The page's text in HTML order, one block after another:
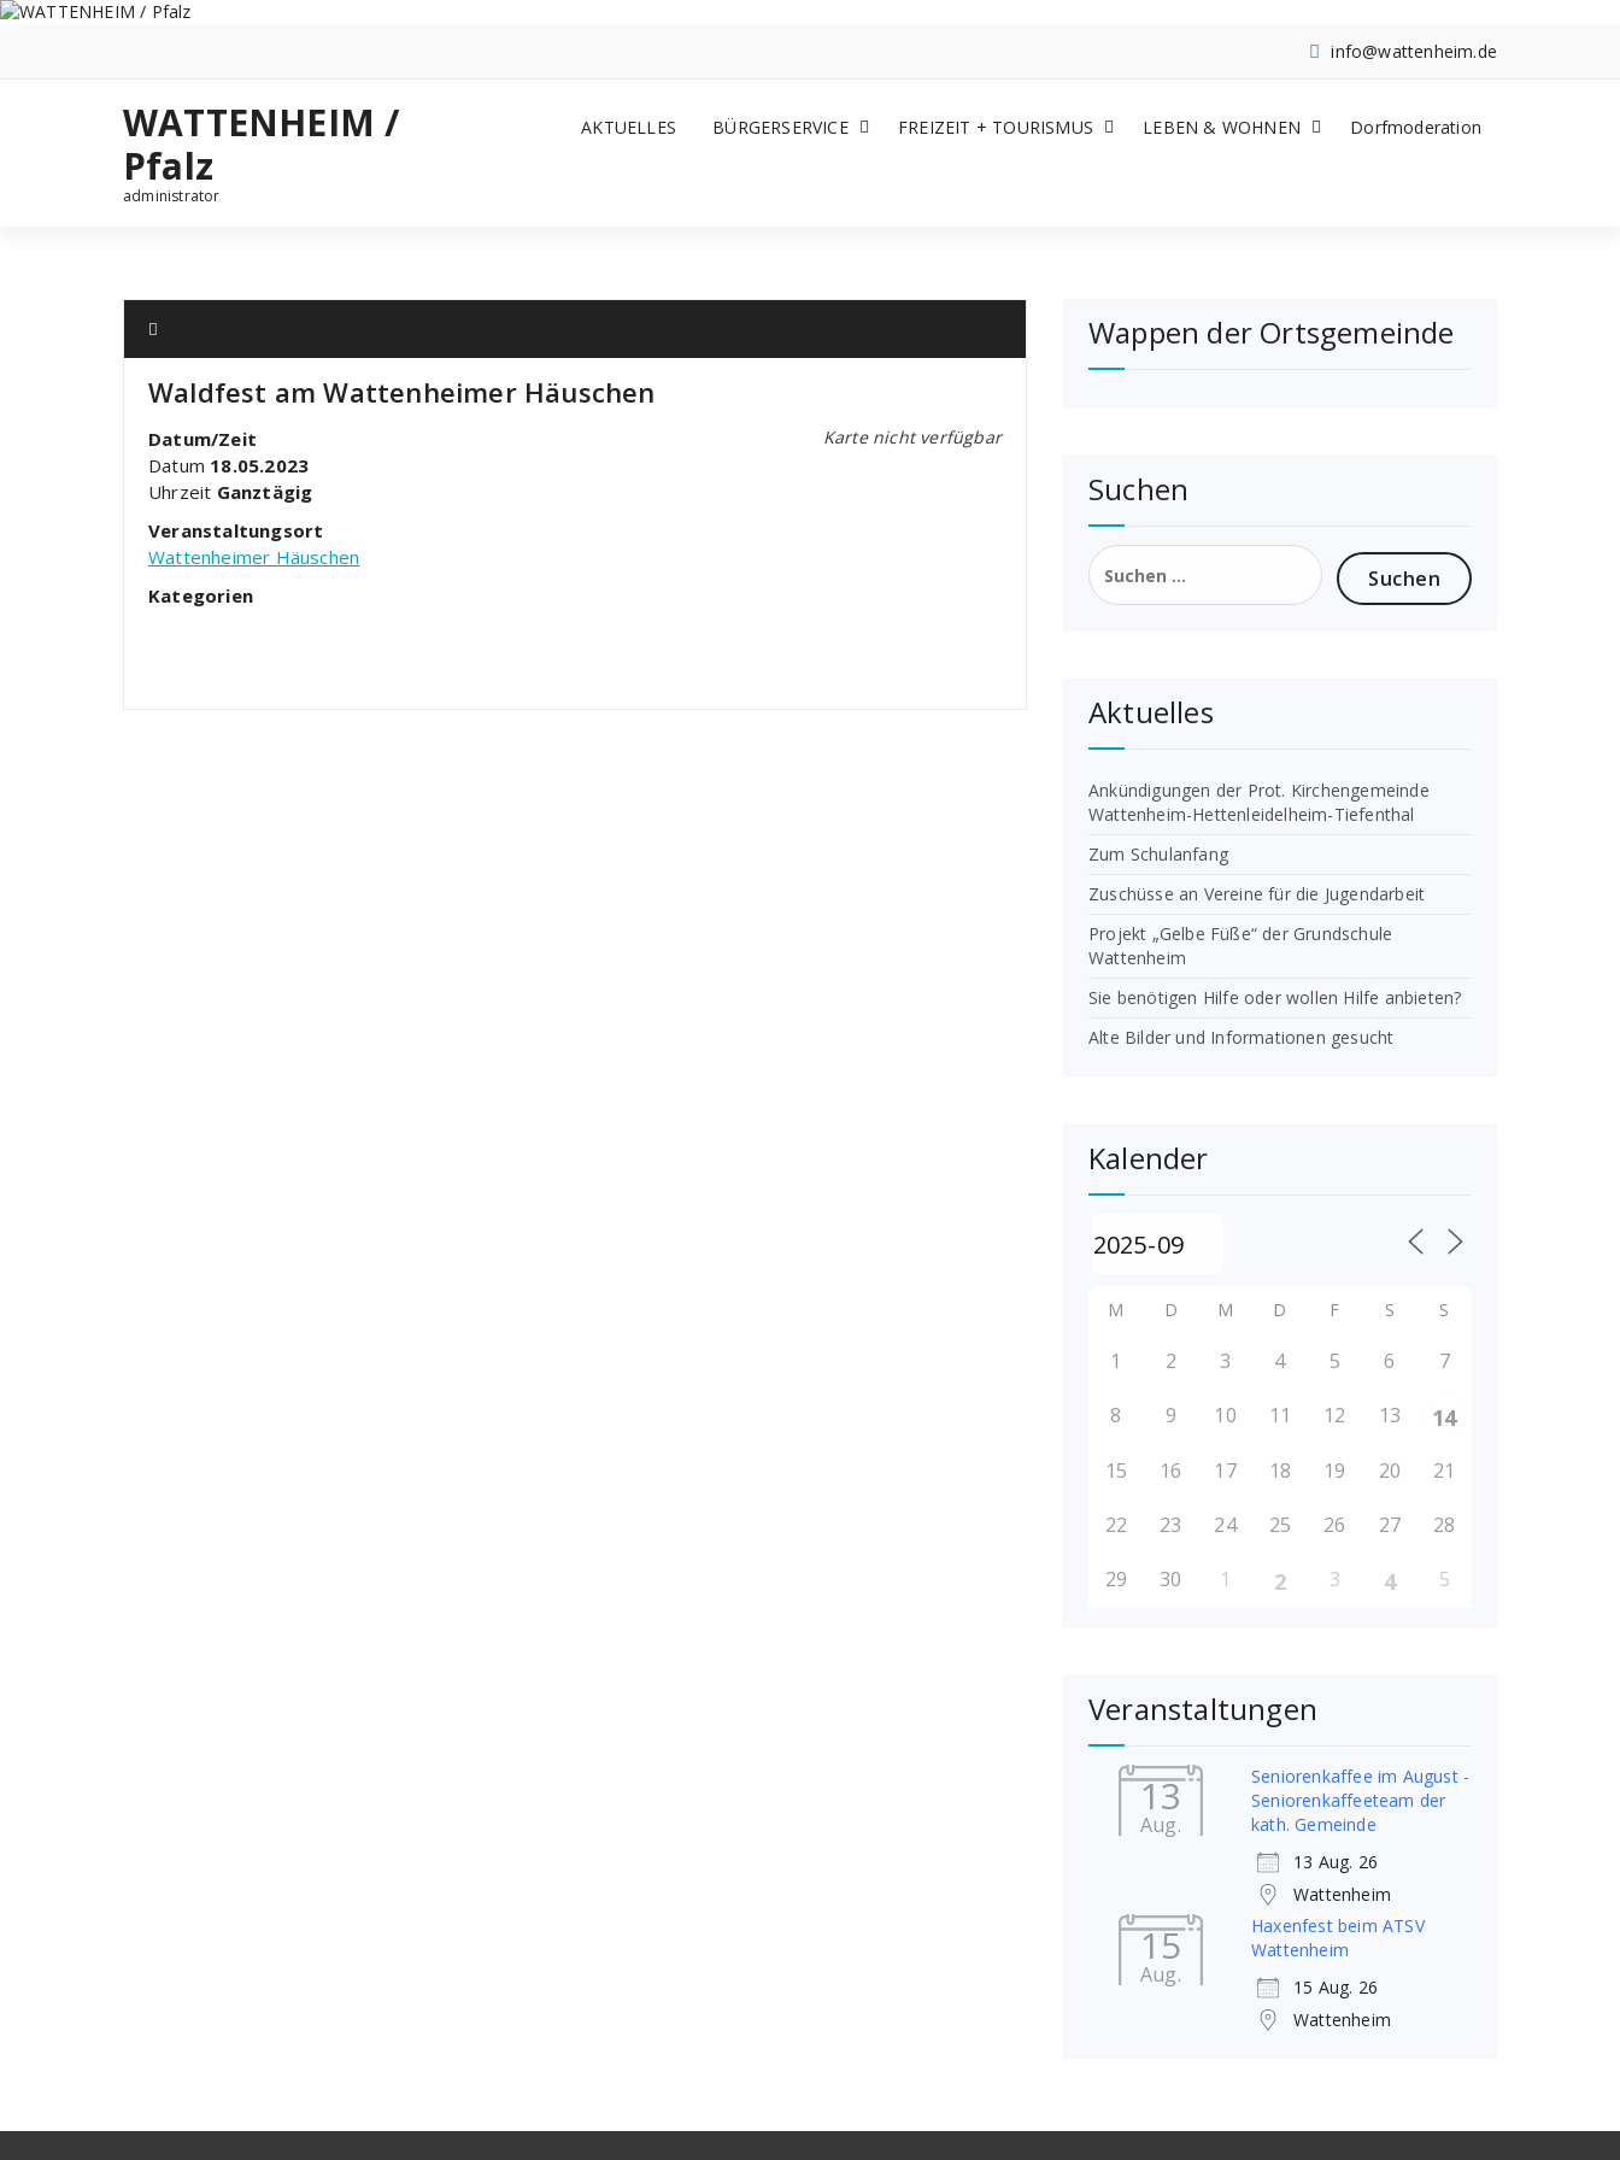
Zum
info@wattenheim.de
WATTENHEIM /
Pfalz
administrator
AKTUELLES BÜRGERSERVICE FREIZEIT + TOURISMUS LEBEN & WOHNEN Dorfmoderation
Waldfest am Wattenheimer Häuschen
Karte nicht verfügbar
Datum/Zeit
Datum 18.05.2023
Uhrzeit Ganztägig
Veranstaltungsort
Wattenheimer Häuschen
Kategorien
Wappen der Ortsgemeinde
Suchen
Suchen
nach:
Aktuelles
Ankündigungen der Prot. Kirchengemeinde
Wattenheim-Hettenleidelheim-Tiefenthal
Zum Schulanfang
Zuschüsse an Vereine für die Jugendarbeit
Projekt „Gelbe Füße“ der Grundschule
Wattenheim
Sie benötigen Hilfe oder wollen Hilfe anbieten?
Alte Bilder und Informationen gesucht
Kalender
M D M D F S S
1 2 3 4 5 6 7
8 9 10 11 12 13 14
15 16 17 18 19 20 21
22 23 24 25 26 27 28
29 30 1 2 3 4 5
Veranstaltungen
13
Aug.
Seniorenkaffee im August -
Seniorenkaffeeteam der
kath. Gemeinde
13 Aug. 26
Wattenheim
15
Aug.
Haxenfest beim ATSV
Wattenheim
15 Aug. 26
Wattenheim